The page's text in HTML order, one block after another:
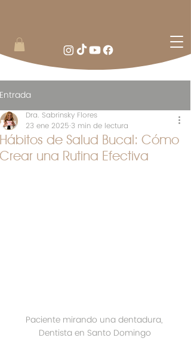
Entrada
Hábitos de Salud Bucal: Cómo
Crear una Rutina Efectiva
Dra. Sabrinsky Flores
23 ene 2025 3 min de lectura
Paciente mirando una dentadura,
Dentista en Santo Domingo